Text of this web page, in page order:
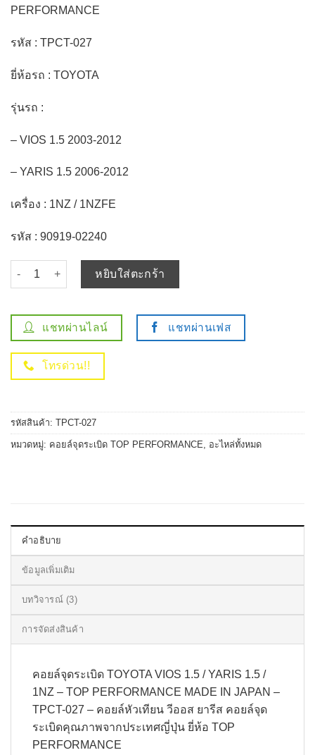
PERFORMANCE
รหัส : TPCT-027
ยี่ห้อรถ : TOYOTA
รุ่นรถ :
– VIOS 1.5 2003-2012
– YARIS 1.5 2006-2012
เครื่อง : 1NZ / 1NZFE
รหัส : 90919-02240
จำนวน คอยล์จุดระเบิด TOYOTA VIOS 1.5 / YARIS 1.5 / 1NZ -
หยิบใส่ตะกร้า
แชทผ่านไลน์ แชทผ่านเฟส
โทรด่วน!!
รหัสสินค้า: TPCT-027
หมวดหมู่: คอยล์จุดระเบิด TOP PERFORMANCE, อะไหล่ทั้งหมด
คำอธิบาย
ข้อมูลเพิ่มเติม
บทวิจารณ์ (3)
การจัดส่งสินค้า
คอยล์จุดระเบิด TOYOTA VIOS 1.5 / YARIS 1.5 /
1NZ – TOP PERFORMANCE MADE IN JAPAN –
TPCT-027 – คอยล์หัวเทียน วีออส ยารีส คอยล์จุด
ระเบิดคุณภาพจากประเทศญี่ปุ่น ยี่ห้อ TOP
PERFORMANCE